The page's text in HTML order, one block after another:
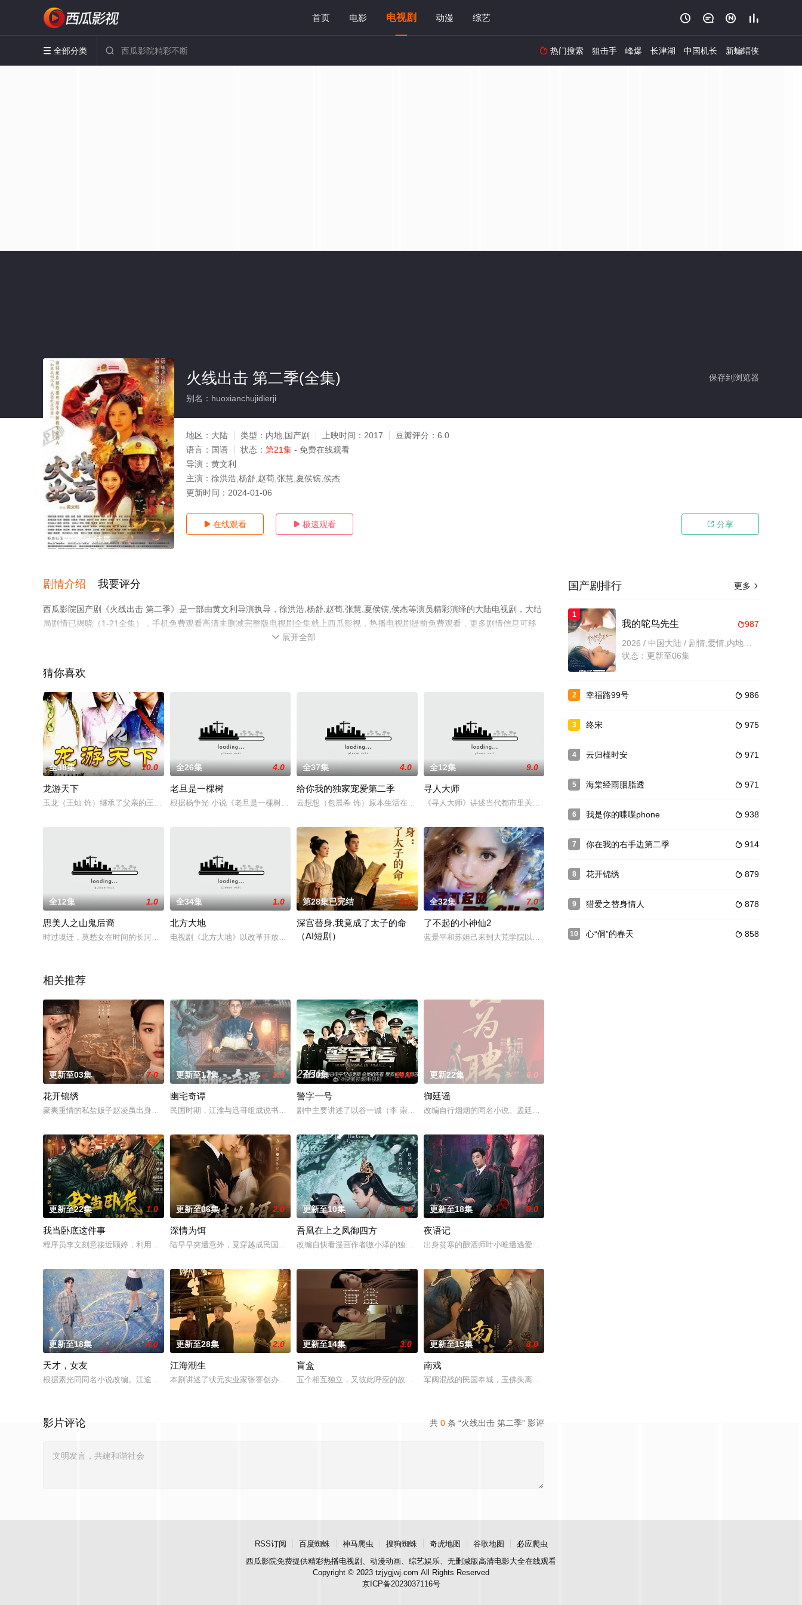
首页 电影 电视剧 动漫 综艺    
 全部分类   热门搜索 狙击手 峰爆 长津湖 中国机长 新蝙蝠侠
1-21全集/大结局
保存到浏览器
火线出击 第二季(全集)
别名：huoxianchujidierji
地区： 大陆 类型： 内地,国产剧 上映时间： 2017 豆瓣评分： 6.0
语言： 国语 状态： 第21集 - 免费在线观看
导演： 黄文利
主演： 徐洪浩,杨舒,赵荀,张慧,夏侯镔,侯杰
更新时间： 2024-01-06
 在线观看  极速观看  分享
剧情介绍 我要评分
西瓜影院国产剧《火线出击 第二季》是一部由黄文利导演执导，徐洪浩,杨舒,赵荀,张慧,夏侯镔,侯杰等演员精彩演绎的大陆电视剧，大结
局剧情已揭晓（1-21全集），手机免费观看高清未删减完整版电视剧全集就上西瓜影视，热播电视剧提前免费观看，更多剧情信息可移
 展开全部
猜你喜欢
全38集 10.0
龙游天下
玉龙（王灿 饰）继承了父亲的王位，决心传承父亲仁民爱物的精神，做一个好君王。玉龙于偶然之中得知了失散已久的母亲的下落，于是
全26集 4.0
老旦是一棵树
根据杨争光 小说《老旦是一棵树》改编而来 西安电视台影视公司摄制的24集电视连续《老旦是一棵树》,是根据杨争光的三部小说《
全37集 4.0
给你我的独家宠爱第二季
云想想（包晨希 饰）原本生活在一个幸福的家庭之中，谁知道一场意外的车祸导致了她双目失明，而在这场车祸中，她也永远的失去了母
全12集 9.0
寻人大师
《寻⼈大师》讲述当代都市⾥关于“寻找爱、再寻找到真实的自己”的暖心治愈故事。五个性格迥异的人从不打
全12集 1.0
思美人之山鬼后裔
时过境迁，莫愁女在时间的长河中穿行，她的真身一世接着一世轮回，虽然服饰和面貌有着改变，但是从古至今记忆却依然清晰。2017
全34集 1.0
北方大地
电视剧《北方大地》以改革开放为时代背景，以内蒙古乳业为代表的工业发展壮大为主要剧情线索，讲述以王中天、莎日娜等人为代表的一
第28集已完结 9.0
深宫替身,我竟成了太子的命
（AI短剧）
全32集 7.0
了不起的小神仙2
蓝景平和苏妲己来到大荒学院以后，紧接着吉静二女也跟随一起来到了大荒学院。蓝景平在大荒学院里无意间
相关推荐
更新至03集 7.0
花开锦绣
豪爽重情的私盐贩子赵凌虽出身草莽，却心怀壮志，他结识了遭人诬陷私通的世家名媛小姐傅庭芸，被迫一起逃亡，二人历经家族与朝廷的
更新至17集 3.0
幽宅奇谭
民国时期，江淮与迅哥组成说书班子，偶遇“白天人住屋，晚上鬼占房”的阴阳宅，江淮被掳走配“阴婚”。他与女探长穆英搭档，侦破阎
全30集 10.0
警字一号
剧中主要讲述了以谷一诚（李 崇霄饰演）为代表的冀北市公安刑警用自己 的超凡的智慧与过人的勇气，屡破奇案、勇 擒元凶的故事，
更新22集 6.0
御廷谣
改编自行烟烟的同名小说。孟廷辉，大平王朝有史以来个以女子进士科三元及第入翰林院的奇女子。十年前的
更新至22集 1.0
我当卧底这件事
程序员李文刻意接近顾婷，利用顾炎女儿奴的属性，请求老炮儿顾炎带自己用程序员身份卧底电诈集团以求查出未婚妻离奇死亡的真相。两
更新至06集 2.0
深情为饵
陆早早突遭意外，竟穿越成民国少夫人苏沐晚，醒来，却是丈夫枪口相对、父母冤案、连环下毒……她于绝境中步步破局，与“醋精”少爷
更新至10集 6.0
吾凰在上之凤御四方
改编自快看漫画作者嗷小泽的独家连载漫画《吾凰在上》。
更新至18集 8.0
夜语记
出身贫寒的酿酒师叶小唯遭遇爱人程桉、恩师林晚媚的双重背叛。她从恨意中涅槃重生，借私生女桑落的身份
更新至18集 4.0
天才，女友
根据素光同同名小说改编。江逾白长大以后，林知夏忽然对他说：“江逾白，我喜欢你，哲学和生物学意义上的喜欢。”那个夜晚，他脸颊
更新至28集 2.0
江海潮生
本剧讲述了状元实业家张謇创办大生企业，实业报国的故事。甲午战争后，国家蒙羞，张謇虽高中状元，却渴望寻求强国之路。他毅然弃政
更新至14集 3.0
盲盒
五个相互独立，又彼此呼应的故事——用一场精心策划的“夏令营”完成复仇的受害者；临终前与遗憾和解的“无用之人”；共享同一具躯
更新至15集 8.0
南戏
军阀混战的民国奉城，玉佛头离奇失窃，戏班主横尸戏台，将冷血少帅许又安与昆曲名伶荣筱楠推向不死不休
共 0 条 “火线出击 第二季” 影评
影片评论
更多 
国产剧排行
1
987
我的鸵鸟先生
状态：更新至06集
2  986
幸福路99号
3  975
终宋
4  971
云归槿时安
5  971
海棠经雨胭脂透
6  938
我是你的喋喋phone
7  914
你在我的右手边第二季
8  879
花开锦绣
9  878
猎爱之替身情人
10  858
心“侗”的春天
RSS订阅 百度蜘蛛 神马爬虫 搜狗蜘蛛 奇虎地图 谷歌地图
必应爬虫
西瓜影院免费提供精彩热播电视剧、动漫动画、综艺娱乐、无删减版高清电影大全在线观看
Copyright © 2023 tzjygjwj.com All Rights Reserved
京ICP备2023037116号